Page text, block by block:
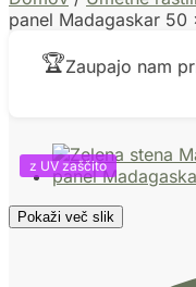
panel Madagaskar 50
🏆Zaupajo nam
z UV zaščito
Pokaži več slik